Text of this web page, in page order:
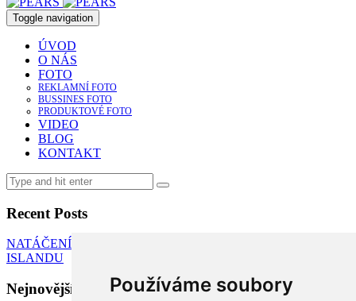
Používáme soubory
Toggle navigation
ÚVOD
O NÁS
FOTO
REKLAMNÍ FOTO
BUSSINES FOTO
PRODUKTOVÉ FOTO
VIDEO
BLOG
KONTAKT
Recent Posts
NATÁČENÍ DOKUMENTU A TVORBA KALENDÁŘE O
ISLANDU
Nejnovější komentáře